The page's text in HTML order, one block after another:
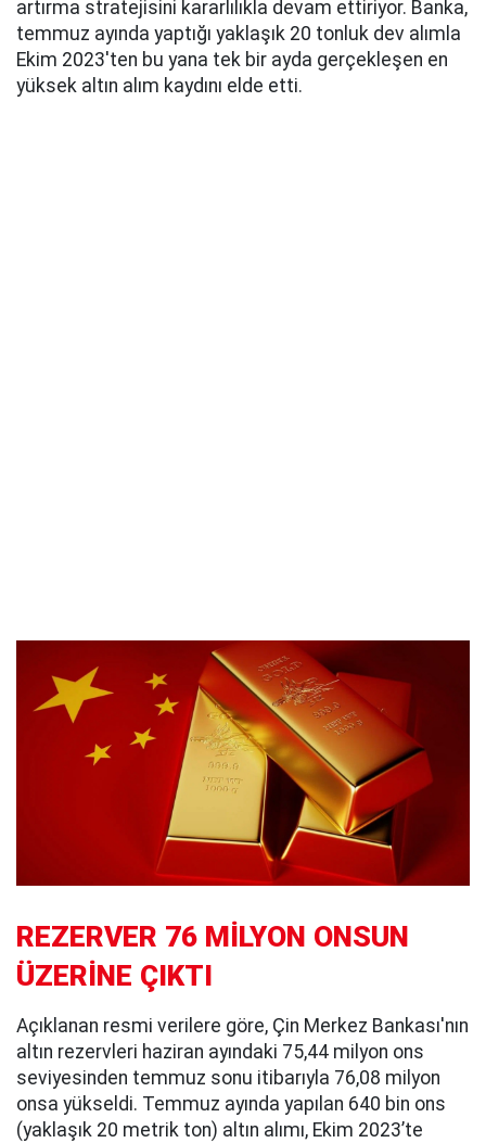
artırma stratejisini kararlılıkla devam ettiriyor. Banka,
temmuz ayında yaptığı yaklaşık 20 tonluk dev alımla
Ekim 2023'ten bu yana tek bir ayda gerçekleşen en
yüksek altın alım kaydını elde etti.
REZERVER 76 MİLYON ONSUN
ÜZERİNE ÇIKTI
Açıklanan resmi verilere göre, Çin Merkez Bankası'nın
altın rezervleri haziran ayındaki 75,44 milyon ons
seviyesinden temmuz sonu itibarıyla 76,08 milyon
onsa yükseldi. Temmuz ayında yapılan 640 bin ons
(yaklaşık 20 metrik ton) altın alımı, Ekim 2023’te